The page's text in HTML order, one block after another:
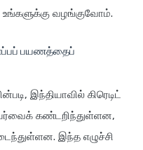
உங்களுக்கு வழங்குவோம்.
பயணத்தைப்
இந்தியாவில் கிரெடிட்
கண்டறிந்துள்ளன,
இந்த எழுச்சி